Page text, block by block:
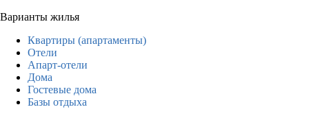
Варианты жилья
Квартиры (апартаменты)
Отели
Апарт-отели
Дома
Гостевые дома
Базы отдыха